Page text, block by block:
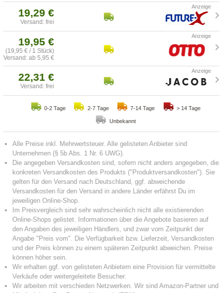
19,29 €
Versand: frei
19,95 €
(19,95 € / 1 Stück)
Versand: ab 5,95 €
22,31 €
Versand: frei
0-2 Tage 2-7 Tage 7-14 Tage > 14 Tage
Unbekannt